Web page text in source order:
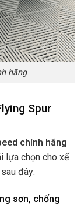
hãng
Spur
chính hãng
lựa chọn cho xế
đây:
sơn, chống